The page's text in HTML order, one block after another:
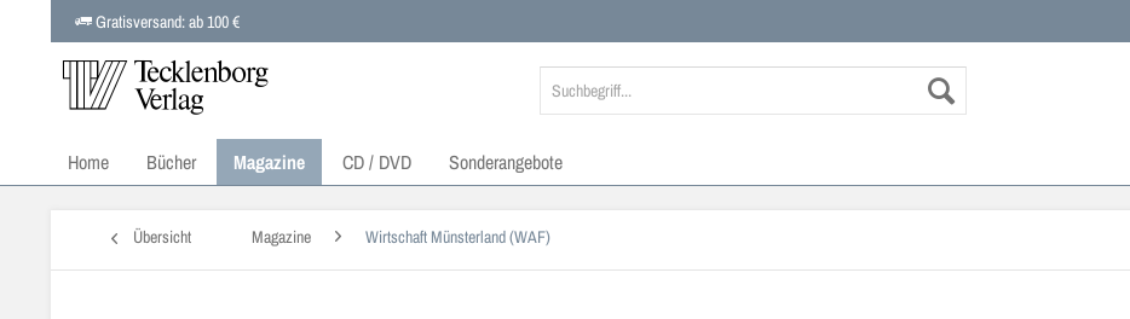
Gratisversand: ab 100 €
Home Bücher Magazine CD / DVD Sonderangebote
Übersicht Magazine Wirtschaft Münsterland (WAF)